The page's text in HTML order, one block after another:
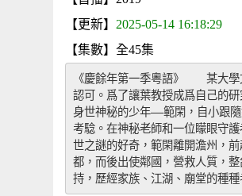
【更新】 2025-05-14 16:18:29
【集數】全45集
《慶餘年第一季粵語》　　某大
認可。爲了讓葉教授成爲自己的
身世神秘的少年——範閑，自小跟
考騐。在神秘老師和一位矇眼守
世之謎的好奇，範閑離開澹州，
都，而後出使鄰國，營救人質，
持，歷經家族、江湖、廟堂的種